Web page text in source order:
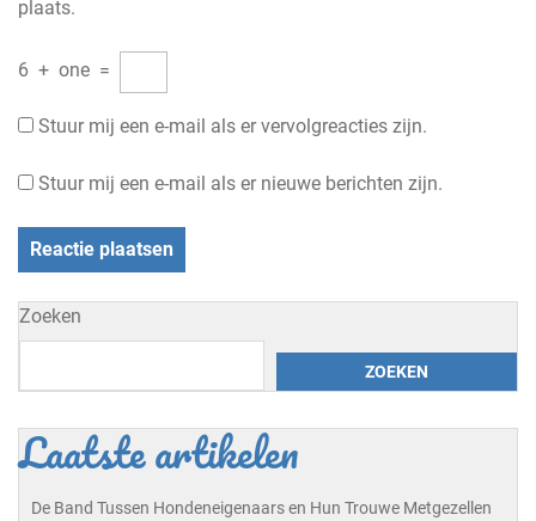
plaats.
6 + one =
Stuur mij een e-mail als er vervolgreacties zijn.
Stuur mij een e-mail als er nieuwe berichten zijn.
Zoeken
ZOEKEN
Laatste artikelen
De Band Tussen Hondeneigenaars en Hun Trouwe Metgezellen